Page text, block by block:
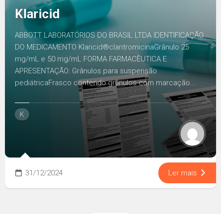
Klaricid
ABBOTT LABORATÓRIOS DO BRASIL LTDA IDENTIFICAÇÃO
DO MEDICAMENTO Klaricid®claritromicinaGrânulo 25
mg/mL e 50 mg/mL FORMA FARMACÊUTICA E
APRESENTAÇÃO: Grânulos para suspensão
pediátricaFrasco contendo grânulos com marcação...
K
31/12/2024 Ler mais